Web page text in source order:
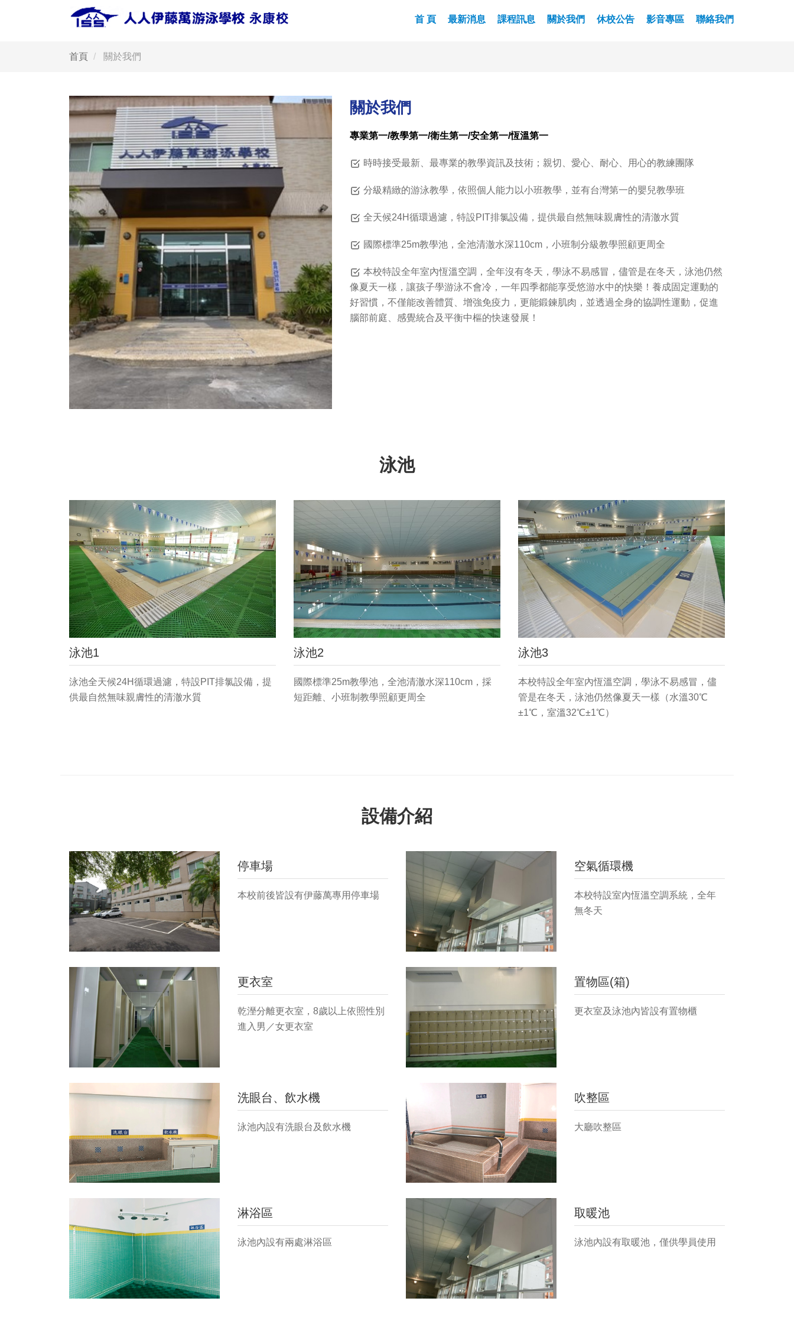
首 頁 最新消息 課程訊息 關於我們 休校公告 影音專區 聯絡我們
首頁 關於我們
關於我們
專業第一/教學第一/衛生第一/安全第一/恆溫第一
時時接受最新、最專業的教學資訊及技術；親切、愛心、耐心、用心的教練團隊
分級精緻的游泳教學，依照個人能力以小班教學，並有台灣第一的嬰兒教學班
全天候24H循環過濾，特設PIT排氯設備，提供最自然無味親膚性的清澈水質
國際標準25m教學池，全池清澈水深110cm，小班制分級教學照顧更周全
本校特設全年室內恆溫空調，全年沒有冬天，學泳不易感冒，儘管是在冬天，泳池仍然
像夏天一樣，讓孩子學游泳不會冷，一年四季都能享受悠游水中的快樂！養成固定運動的
好習慣，不僅能改善體質、增強免疫力，更能鍛鍊肌肉，並透過全身的協調性運動，促進
腦部前庭、感覺統合及平衡中樞的快速發展！
泳池
泳池1
泳池全天候24H循環過濾，特設PIT排氯設備，提
供最自然無味親膚性的清澈水質
泳池2
國際標準25m教學池，全池清澈水深110cm，採
短距離、小班制教學照顧更周全
泳池3
本校特設全年室內恆溫空調，學泳不易感冒，儘
管是在冬天，泳池仍然像夏天一樣（水溫30℃
±1℃，室溫32℃±1℃）
設備介紹
停車場
本校前後皆設有伊藤萬專用停車場
空氣循環機
本校特設室內恆溫空調系統，全年
無冬天
更衣室
乾溼分離更衣室，8歲以上依照性別
進入男／女更衣室
置物區(箱)
更衣室及泳池內皆設有置物櫃
洗眼台、飲水機
泳池內設有洗眼台及飲水機
吹整區
大廳吹整區
淋浴區
泳池內設有兩處淋浴區
取暖池
泳池內設有取暖池，僅供學員使用